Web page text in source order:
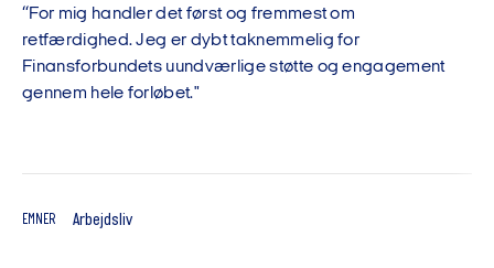
“For mig handler det først og fremmest om
retfærdighed. Jeg er dybt taknemmelig for
Finansforbundets uundværlige støtte og engagement
gennem hele forløbet."
EMNER Arbejdsliv